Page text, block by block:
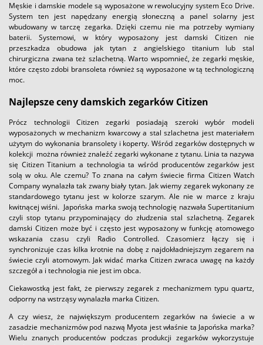
Męskie i damskie modele są wyposażone w rewolucyjny system Eco Drive.
System ten jest napędzany energią słoneczną a panel solarny jest
wbudowany w tarczę zegarka. Dzięki czemu nie ma potrzeby wymiany
baterii. Systemowi, w który wyposażony jest damski Citizen nie
przeszkadza obudowa jak tytan z angielskiego titanium lub stal
chirurgiczna zwana też szlachetną. Warto wspomnieć, że zegarki męskie,
które często zdobi bransoleta również są wyposażone w tą technologiczną
moc.
Najlepsze ceny damskich zegarków Citizen
Prócz technologii Citizen zegarki posiadają szeroki wybór modeli
wyposażonych w mechanizm kwarcowy a stal szlachetna jest materiałem
użytym do wykonania bransolety i koperty. Wśród zegarków dostępnych w
kolekcji można również znaleźć zegarki wykonane z tytanu. Linia ta nazywa
się Citizen Titanium a technologia ta wśród producentów zegarków jest
solą w oku. Ale czemu? To znana na całym świecie firma Citizen Watch
Company wynalazła tak zwany biały tytan. Jak wiemy zegarek wykonany ze
standardowego tytanu jest w kolorze szarym. Ale nie w marce z kraju
kwitnącej wiśni. Japońska marka swoją technologię nazwała Supertitanium
czyli stop tytanu przypominający do złudzenia stal szlachetną. Zegarek
damski Citizen może być i często jest wyposażony w funkcję atomowego
wskazania czasu czyli Radio Controlled. Czasomierz łączy się i
synchronizuje czas kilka krotnie na dobę z najdokładniejszym zegarem na
świecie czyli atomowym. Jak widać marka Citizen zwraca uwagę na każdy
szczegół a i technologia nie jest im obca.
Ciekawostką jest fakt, że pierwszy zegarek z mechanizmem typu quartz,
odporny na wstrząsy wynalazła marka Citizen.
A czy wiesz, że największym producentem zegarków na świecie a w
zasadzie mechanizmów pod nazwą Myota jest właśnie ta Japońska marka?
Wielu znanych producentów podczas produkcji zegarków wykorzystuje